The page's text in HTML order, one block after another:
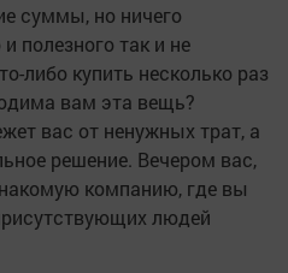
суммы, но ничего
полезного так и не
либо купить несколько раз
вам эта вещь?
вас от ненужных трат, а
решение. Вечером вас,
компанию, где вы
людей